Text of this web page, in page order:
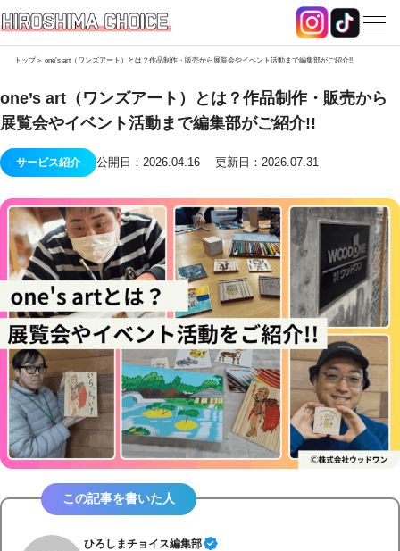
トップ one’s art（ワンズアート）とは？作品制作・販売から展覧会やイベント活動まで編集部がご紹介!!
one’s art（ワンズアート）とは？作品制作・販売から
展覧会やイベント活動まで編集部がご紹介!!
サービス紹介 公開日：2026.04.16 更新日：2026.07.31
この記事を書いた人
ひろしまチョイス編集部